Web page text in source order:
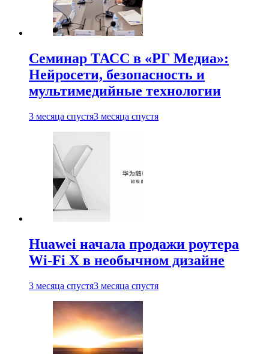
Семинар ТАСС в «РГ Медиа»:
Нейросети, безопасность и
мультимедийные технологии
3 месяца спустя3 месяца спустя
Huawei начала продажи роутера
Wi-Fi X в необычном дизайне
3 месяца спустя3 месяца спустя